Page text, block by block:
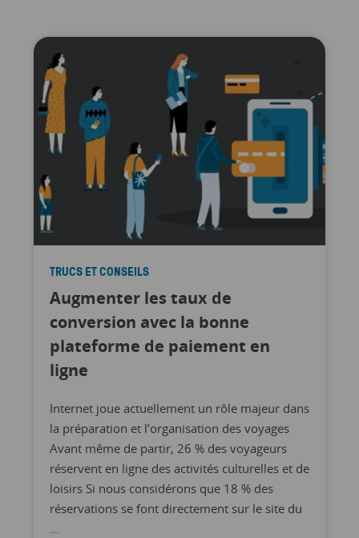
TRUCS ET CONSEILS
Augmenter les taux de
conversion avec la bonne
plateforme de paiement en
ligne
Internet joue actuellement un rôle majeur dans
la préparation et l’organisation des voyages
Avant même de partir, 26 % des voyageurs
réservent en ligne des activités culturelles et de
loisirs Si nous considérons que 18 % des
réservations se font directement sur le site du
...